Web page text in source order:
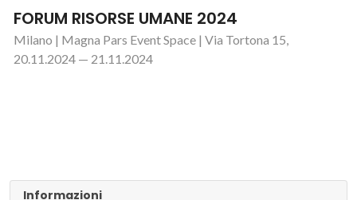
FORUM RISORSE UMANE 2024
Milano | Magna Pars Event Space | Via Tortona 15,
20.11.2024 — 21.11.2024
Informazioni